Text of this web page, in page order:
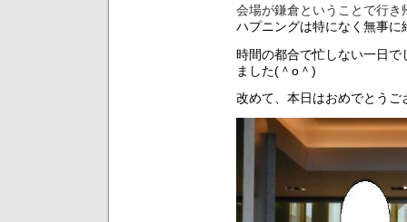
会場が鎌倉ということで行き
ハプニングは特になく無事に
時間の都合で忙しない一日
ました(＾o＾)
改めて、本日はおめでとうご